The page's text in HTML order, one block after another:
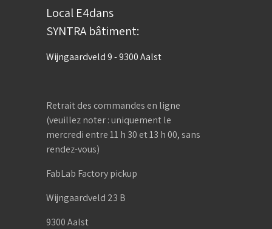
Local E4dans
SYNTRA bâtiment:
Wijngaardveld 9 - 9300 Aalst
Retrait des commandes en ligne
(veuillez noter : uniquement le
mercredi entre 11 h 30 et 13 h 00, sans
rendez-vous)
FabLab Factory pickup
Wijngaardveld 23 B
9300 Aalst